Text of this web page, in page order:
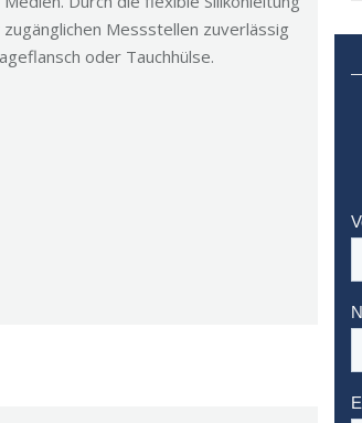
Messstellen zuverlässig
oder Tauchhülse.